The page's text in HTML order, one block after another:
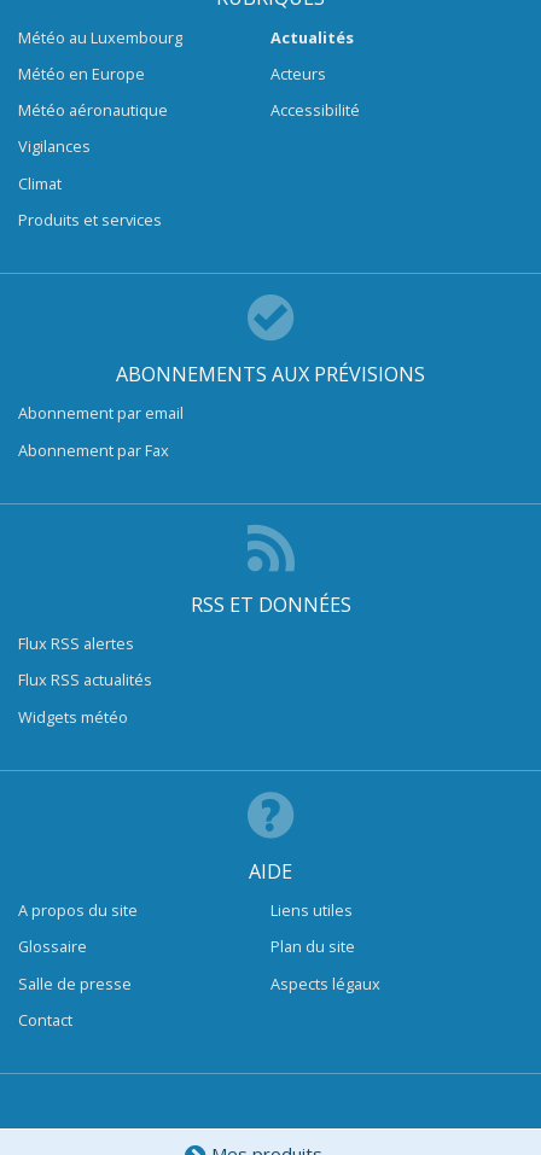
Météo au Luxembourg
Météo en Europe
Météo aéronautique
Vigilances
Climat
Produits et services
Actualités
Acteurs
Accessibilité
ABONNEMENTS AUX PRÉVISIONS
Abonnement par email
Abonnement par Fax
RSS ET DONNÉES
Flux RSS alertes
Flux RSS actualités
Widgets météo
AIDE
A propos du site
Glossaire
Salle de presse
Contact
Liens utiles
Plan du site
Aspects légaux